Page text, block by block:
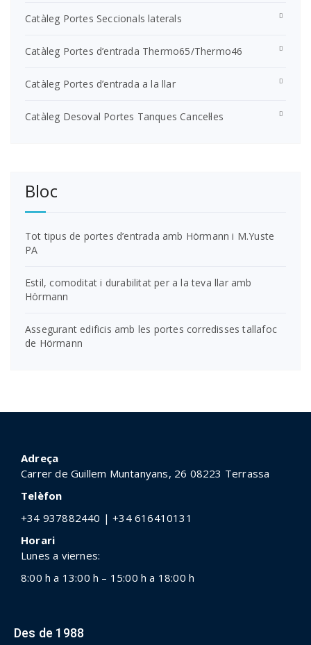
Catàleg Portes Seccionals laterals
Catàleg Portes d’entrada Thermo65/Thermo46
Catàleg Portes d’entrada a la llar
Catàleg Desoval Portes Tanques Cancel·les
Bloc
Tot tipus de portes d’entrada amb Hörmann i M.Yuste
PA
Estil, comoditat i durabilitat per a la teva llar amb
Hörmann
Assegurant edificis amb les portes corredisses tallafoc
de Hörmann
Adreça
Carrer de Guillem Muntanyans, 26 08223 Terrassa
Telèfon
+34 937882440 | +34 616410131
Horari
Lunes a viernes:
8:00 h a 13:00 h – 15:00 h a 18:00 h
Des de 1988